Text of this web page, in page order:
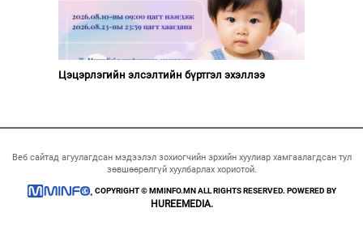
Цэцэрлэгийн элсэлтийн бүртгэл эхэллээ
Веб сайтад агуулагдсан мэдээлэл зохиогчийн эрхийн хуулиар хамгаалагдсан тул
зөвшөөрөлгүй хуулбарлах хориотой.
COPYRIGHT © MMINFO.MN ALL RIGHTS RESERVED. POWERED BY
HUREEMEDIA.